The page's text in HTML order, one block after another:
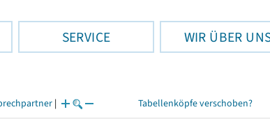
SERVICE WIR ÜBER
| Tabellenköpfe verschoben?